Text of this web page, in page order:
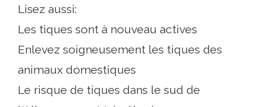
Lisez aussi:
Les tiques sont à nouveau actives
Enlevez soigneusement les tiques des
animaux domestiques
Le risque de tiques dans le sud de